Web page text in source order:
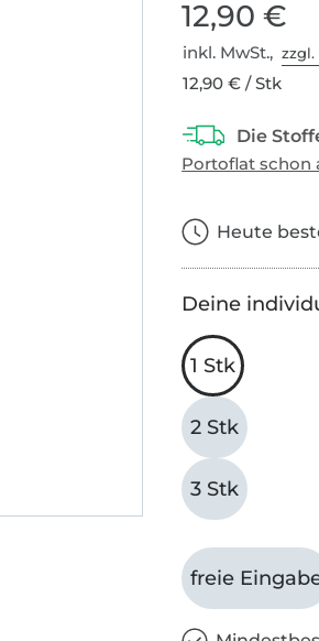
12,90 €
inkl. MwSt.,zzgl.
12,90 € / Stk
Heute
Deine
1 Stk
2 Stk
3 Stk
freie